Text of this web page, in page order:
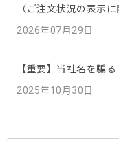
（ご注文状況の表示に
2026年07月29日
【重要】当社名を騙
2025年10月30日